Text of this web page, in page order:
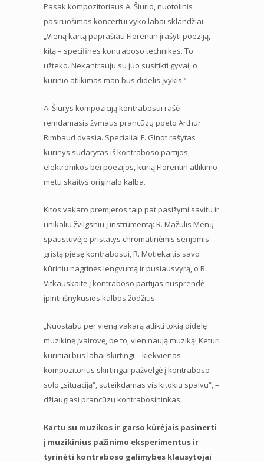
Pasak kompozitoriaus A. Šiurio, nuotolinis
pasiruošimas koncertui vyko labai sklandžiai:
„Vieną kartą paprašiau Florentin įrašyti poeziją,
kitą – specifines kontraboso technikas. To
užteko. Nekantrauju su juo susitikti gyvai, o
kūrinio atlikimas man bus didelis įvykis.“
A. Šiurys kompoziciją kontrabosui rašė
remdamasis žymaus prancūzų poeto Arthur
Rimbaud dvasia. Specialiai F. Ginot rašytas
kūrinys sudarytas iš kontraboso partijos,
elektronikos bei poezijos, kurią Florentin atlikimo
metu skaitys originalo kalba.
Kitos vakaro premjeros taip pat pasižymi savitu ir
unikaliu žvilgsniu į instrumentą: R. Mažulis Menų
spaustuvėje pristatys chromatinėmis serijomis
grįstą pjesę kontrabosui, R. Motiekaitis savo
kūriniu nagrinės lengvumą ir pusiausvyrą, o R.
Vitkauskaitė į kontraboso partijas nusprendė
įpinti išnykusios kalbos žodžius.
„Nuostabu per vieną vakarą atlikti tokią didelę
muzikinę įvairovę, be to, vien naują muziką! Keturi
kūriniai bus labai skirtingi – kiekvienas
kompozitorius skirtingai pažvelgė į kontraboso
solo „situaciją“, suteikdamas vis kitokių spalvų“, –
džiaugiasi prancūzų kontrabosininkas.
Kartu su muzikos ir garso kūrėjais pasinerti
į muzikinius pažinimo eksperimentus ir
tyrinėti kontraboso galimybes klausytojai